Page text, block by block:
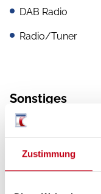
Zustimmung
DAB Radio
Radio/Tuner
Sonstiges
Isofix